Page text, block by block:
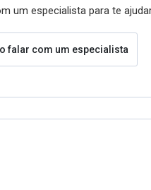
um especialista para te
falar com um especialista